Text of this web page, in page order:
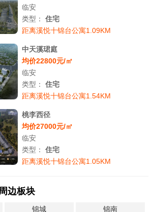
临安
类型：住宅
距离溪悦十锦台公寓1.09KM
中天溪珺庭
均价22800元/㎡
临安
类型：住宅
距离溪悦十锦台公寓1.54KM
桃李西径
均价27000元/㎡
临安
类型：住宅
距离溪悦十锦台公寓1.05KM
边板块
锦城 锦南